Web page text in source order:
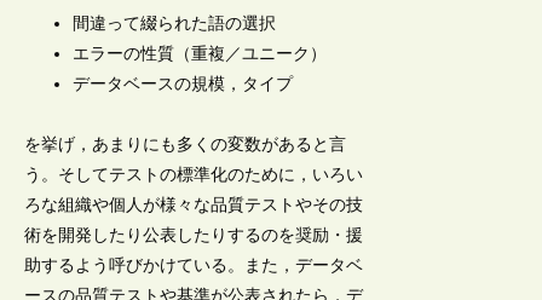
間違って綴られた語の選択
エラーの性質（重複／ユニーク）
データベースの規模，タイプ
を挙げ，あまりにも多くの変数があると言
う。そしてテストの標準化のために，いろい
ろな組織や個人が様々な品質テストやその技
術を開発したり公表したりするのを奨励・援
助するよう呼びかけている。また，データベ
ースの品質テストや基準が公表されたら，デ